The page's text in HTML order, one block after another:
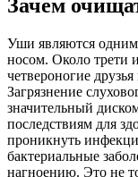
Зачем
Уши являются одним
носом. Около трети
четвероногие
Загрязнение
значительный
последствиям для
проникнуть
бактериальные
нагноению. Это не